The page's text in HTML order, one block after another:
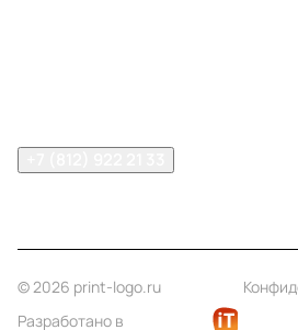
© 2026 print-logo.ru
Разработано в